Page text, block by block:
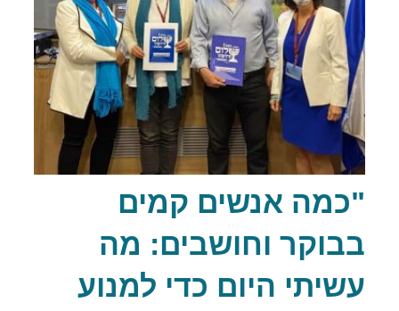
"כמה אנשים קמים
בבוקר וחושבים: מה
עשיתי היום כדי למנוע